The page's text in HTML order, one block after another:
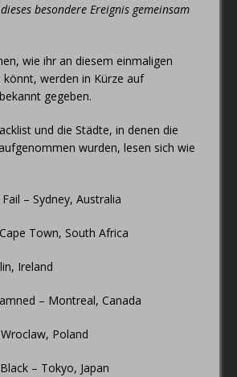
besondere Ereignis gemeinsam
wie ihr an diesem einmaligen
könnt, werden in Kürze auf
gegeben.
und die Städte, in denen die
wurden, lesen sich wie
– Sydney, Australia
Town, South Africa
Ireland
– Montreal, Canada
Poland
– Tokyo, Japan